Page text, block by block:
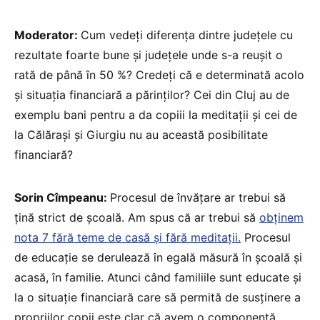
Moderator: Cum vedeți diferența dintre județele cu
rezultate foarte bune și județele unde s-a reușit o
rată de până în 50 %? Credeți că e determinată acolo
și situația financiară a părinților? Cei din Cluj au de
exemplu bani pentru a da copiii la meditații și cei de
la Călărași și Giurgiu nu au această posibilitate
financiară?
Sorin Cîmpeanu: Procesul de învățare ar trebui să
țină strict de școală. Am spus că ar trebui să obținem
nota 7 fără teme de casă și fără meditații. Procesul
de educație se derulează în egală măsură în școală și
acasă, în familie. Atunci când familiile sunt educate și
la o situație financiară care să permită de susținere a
propriilor copii este clar că avem o componentă